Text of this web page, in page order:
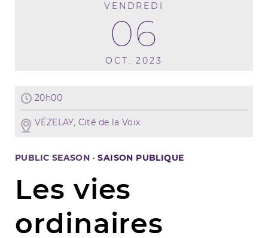
VENDREDI
06
OCT. 2023
20h00
VÉZELAY, Cité de la Voix
PUBLIC SEASON ·SAISON PUBLIQUE
Les vies
ordinaires